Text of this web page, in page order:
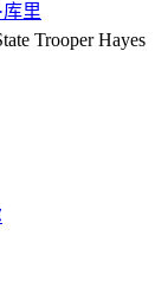
库里
Trooper Hayes